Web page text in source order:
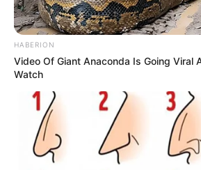
HABERION
Video Of Giant Anaconda Is Going Viral
Watch